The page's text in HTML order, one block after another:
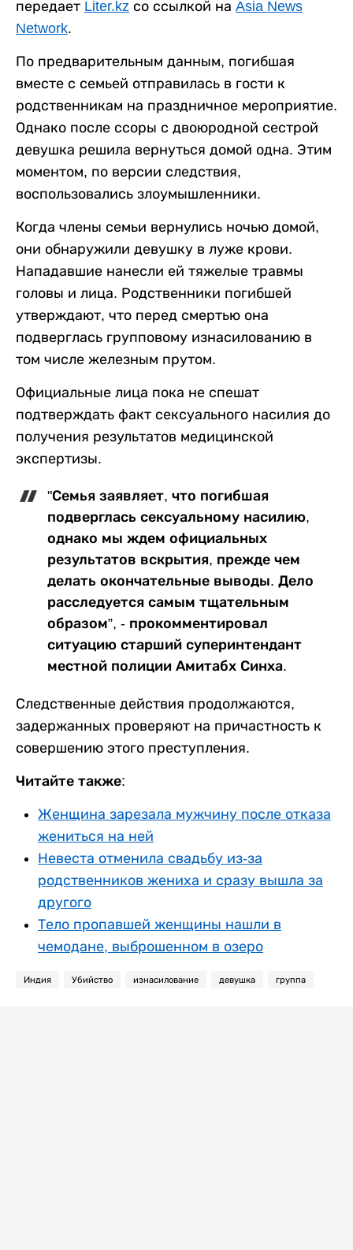
передает Liter.kz со ссылкой на Asia News
Network.
По предварительным данным, погибшая
вместе с семьей отправилась в гости к
родственникам на праздничное мероприятие.
Однако после ссоры с двоюродной сестрой
девушка решила вернуться домой одна. Этим
моментом, по версии следствия,
воспользовались злоумышленники.
Когда члены семьи вернулись ночью домой,
они обнаружили девушку в луже крови.
Нападавшие нанесли ей тяжелые травмы
головы и лица. Родственники погибшей
утверждают, что перед смертью она
подверглась групповому изнасилованию в
том числе железным прутом.
Официальные лица пока не спешат
подтверждать факт сексуального насилия до
получения результатов медицинской
экспертизы.
"Семья заявляет, что погибшая
подверглась сексуальному насилию,
однако мы ждем официальных
результатов вскрытия, прежде чем
делать окончательные выводы. Дело
расследуется самым тщательным
образом”, - прокомментировал
ситуацию старший суперинтендант
местной полиции Амитабх Синха.
Следственные действия продолжаются,
задержанных проверяют на причастность к
совершению этого преступления.
Читайте также:
Женщина зарезала мужчину после отказа
жениться на ней
Невеста отменила свадьбу из-за
родственников жениха и сразу вышла за
другого
Тело пропавшей женщины нашли в
чемодане, выброшенном в озеро
Индия Убийство изнасилование девушка группа